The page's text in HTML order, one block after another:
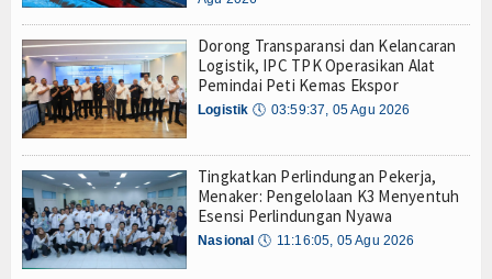
Tokoh
Wisata
TV
Channel
Dorong Transparansi dan Kelancaran
Logistik, IPC TPK Operasikan Alat
Pemindai Peti Kemas Ekspor
Logistik 🕔 03:59:37, 05 Agu 2026
Tingkatkan Perlindungan Pekerja,
Menaker: Pengelolaan K3 Menyentuh
Esensi Perlindungan Nyawa
Nasional 🕔 11:16:05, 05 Agu 2026